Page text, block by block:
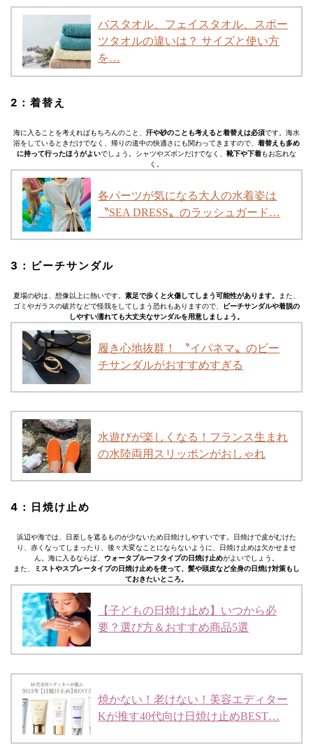
バスタオル、フェイスタオル、スポー
ツタオルの違いは？ サイズと使い方
を…
2：着替え
海に入ることを考えればもちろんのこと、 汗や砂のことも考えると着替えは必須です。海水
浴をしているときだけでなく、帰りの道中の快適さにも関わってきますので、 着替えも多め
に持って行ったほうがよいでしょう。シャツやズボンだけでなく、 靴下や下着もお忘れな
く。
各パーツが気になる大人の水着姿は
〝SEA DRESS〟のラッシュガード…
3：ビーチサンダル
夏場の砂は、想像以上に熱いです。 素足で歩くと火傷してしまう可能性があります。
また、
ゴミやガラスの破片などで怪我をしてしまう恐れもありますので、
ビーチサンダルや着脱の
しやすい濡れても大丈夫なサンダルを用意しましょう。
履き心地抜群！ 〝イパネマ〟のビー
チサンダルがおすすめすぎる
水遊びが楽しくなる！フランス生まれ
の水陸両用スリッポンがおしゃれ
4：日焼け止め
浜辺や海では、日差しを遮るものが少ないため日焼けしやすいです。日焼けで皮がむけた
り、赤くなってしまったり、後々大変なことにならないように、日焼け止めは欠かせませ
ん。海に入るならば、 ウォータプルーフタイプの日焼け止めがよいでしょう。
また、
ミストやスプレータイプの日焼け止めを使って、髪や頭皮など全身の日焼け対策もし
ておきたいところ。
【子どもの日焼け止め】いつから必
要？選び方＆おすすめ商品5選
焼かない！老けない！美容エディター
Kが推す40代向け日焼け止めBEST…